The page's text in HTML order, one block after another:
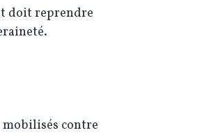
doit reprendre
mobilisés contre